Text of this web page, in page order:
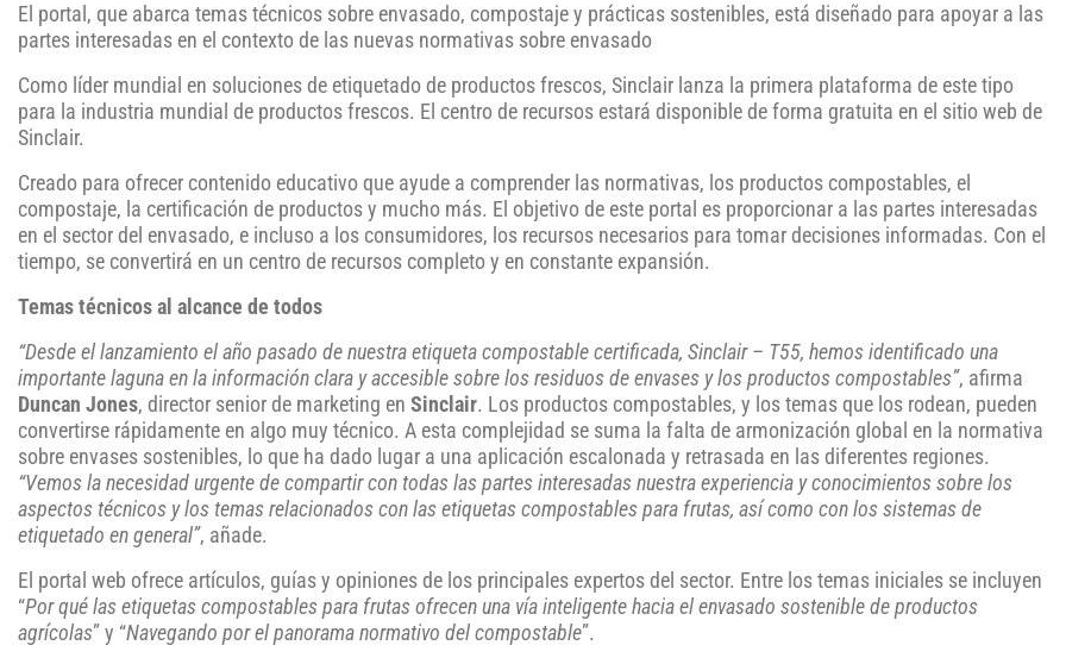
El portal, que abarca temas técnicos sobre envasado, compostaje y prácticas sostenibles, está diseñado para apoyar a las
partes interesadas en el contexto de las nuevas normativas sobre envasado
Como líder mundial en soluciones de etiquetado de productos frescos, Sinclair lanza la primera plataforma de este tipo
para la industria mundial de productos frescos. El centro de recursos estará disponible de forma gratuita en el sitio web de
Sinclair.
Creado para ofrecer contenido educativo que ayude a comprender las normativas, los productos compostables, el
compostaje, la certificación de productos y mucho más. El objetivo de este portal es proporcionar a las partes interesadas
en el sector del envasado, e incluso a los consumidores, los recursos necesarios para tomar decisiones informadas. Con el
tiempo, se convertirá en un centro de recursos completo y en constante expansión.
Temas técnicos al alcance de todos
“Desde el lanzamiento el año pasado de nuestra etiqueta compostable certificada, Sinclair – T55, hemos identificado una
importante laguna en la información clara y accesible sobre los residuos de envases y los productos compostables”, afirma
Duncan Jones, director senior de marketing en Sinclair. Los productos compostables, y los temas que los rodean, pueden
convertirse rápidamente en algo muy técnico. A esta complejidad se suma la falta de armonización global en la normativa
sobre envases sostenibles, lo que ha dado lugar a una aplicación escalonada y retrasada en las diferentes regiones.
“Vemos la necesidad urgente de compartir con todas las partes interesadas nuestra experiencia y conocimientos sobre los
aspectos técnicos y los temas relacionados con las etiquetas compostables para frutas, así como con los sistemas de
etiquetado en general”, añade.
El portal web ofrece artículos, guías y opiniones de los principales expertos del sector. Entre los temas iniciales se incluyen
“Por qué las etiquetas compostables para frutas ofrecen una vía inteligente hacia el envasado sostenible de productos
agrícolas” y “Navegando por el panorama normativo del compostable”.